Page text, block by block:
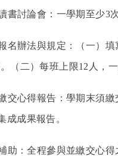
書討論會：一學期至少3
名辦法與規定：（一）填
（二）每班上限12人，
交心得報告：學期末須繳
成成果報告。
助：全程參與並繳交心